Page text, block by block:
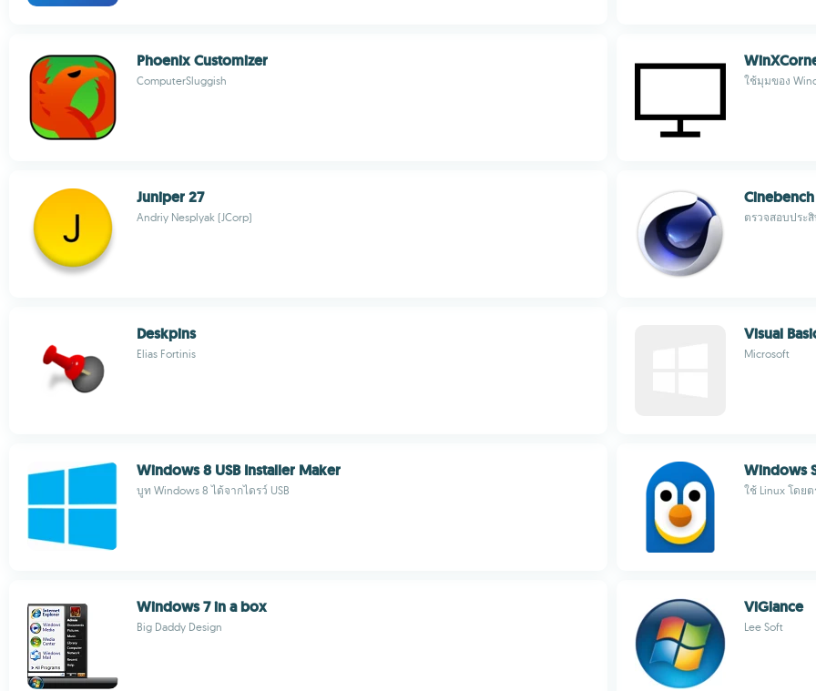
Phoenix Customizer
ComputerSluggish ใช้มุมของ
Juniper 27
Andriy Nesplyak (JCorp)
Cinebench
ตรวจสอบประ
Deskpins
Elias Fortinis
Visual
Microsoft
Windows 8 USB Installer Maker
บูท Windows 8 ได้จากไดรว์ USB
Windows
ใช้ Linux โดย
Windows 7 in a box
Big Daddy Design
ViGlance
Lee Soft